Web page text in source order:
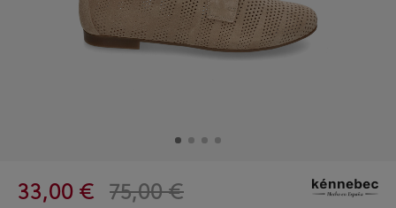
33,00 € 75,00 €